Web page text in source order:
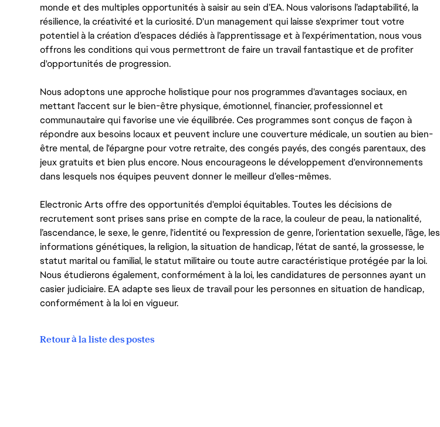
monde et des multiples opportunités à saisir au sein d’EA. Nous valorisons l’adaptabilité, la
résilience, la créativité et la curiosité. D'un management qui laisse s'exprimer tout votre
potentiel à la création d’espaces dédiés à l’apprentissage et à l’expérimentation, nous vous
offrons les conditions qui vous permettront de faire un travail fantastique et de profiter
d'opportunités de progression.
Nous adoptons une approche holistique pour nos programmes d'avantages sociaux, en
mettant l'accent sur le bien-être physique, émotionnel, financier, professionnel et
communautaire qui favorise une vie équilibrée. Ces programmes sont conçus de façon à
répondre aux besoins locaux et peuvent inclure une couverture médicale, un soutien au bien-
être mental, de l'épargne pour votre retraite, des congés payés, des congés parentaux, des
jeux gratuits et bien plus encore. Nous encourageons le développement d'environnements
dans lesquels nos équipes peuvent donner le meilleur d’elles-mêmes.
Electronic Arts offre des opportunités d'emploi équitables. Toutes les décisions de
recrutement sont prises sans prise en compte de la race, la couleur de peau, la nationalité,
l’ascendance, le sexe, le genre, l'identité ou l'expression de genre, l’orientation sexuelle, l’âge, les
informations génétiques, la religion, la situation de handicap, l'état de santé, la grossesse, le
statut marital ou familial, le statut militaire ou toute autre caractéristique protégée par la loi.
Nous étudierons également, conformément à la loi, les candidatures de personnes ayant un
casier judiciaire. EA adapte ses lieux de travail pour les personnes en situation de handicap,
conformément à la loi en vigueur.
Retour à la liste des postes